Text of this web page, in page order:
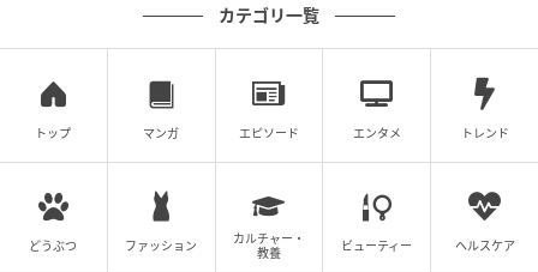
が最初に感じたことです。先が気になる展開とこのタ
イトルからは想像のつかない人間ドラマに心を奪われ
ました」とコメント。蒼井もまた「私にとっては未知
の世界のお話なので、どのような体験になるのか楽し
みです」と語り、「この組だからこその冒険心も忘れ
ずにいたいと思います」と意欲を見せている。
カテゴリ一覧
トップ マンガ エピソード エンタメ トレンド
どうぶつ ファッション
カルチャー・
教養
ビューティー ヘルスケア